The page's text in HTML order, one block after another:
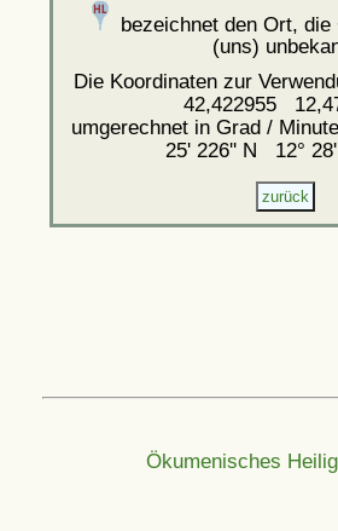
bezeichnet den Ort,
(uns)
Die Koordinaten zur
42,422955
umgerechnet in Grad /
25' 226'' N 12°
Ökumenisches